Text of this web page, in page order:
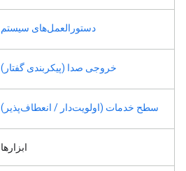
دستورالعمل‌های سیستم
خروجی صدا (پیکربندی گفتار)
سطح خدمات (اولویت‌دار / انعطاف‌پذیر)
ابزارها